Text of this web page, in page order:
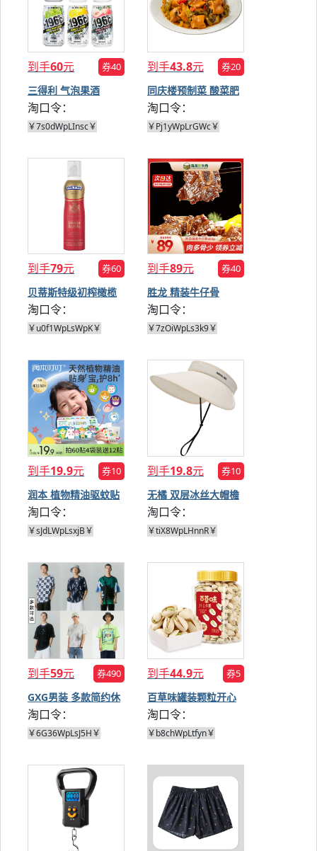
到手60元 券40
三得利 气泡果酒
350ml*6罐
淘口令：
￥7s0dWpLInsc￥
到手43.8元 券20
同庆楼预制菜 酸菜肥
肠 390g*2盒
淘口令：
￥Pj1yWpLrGWc￥
到手79元 券60
贝蒂斯特级初榨橄榄
油喷雾200ml*2
淘口令：
￥u0f1WpLsWpK￥
到手89元 券40
胜龙 精装牛仔骨
600g*2
淘口令：
￥7zOiWpLs3k9￥
到手19.9元 券10
润本 植物精油驱蚊贴
72贴
淘口令：
￥sJdLWpLsxjB￥
到手19.8元 券10
无橘 双层冰丝大帽檐
遮阳帽
淘口令：
￥tiX8WpLHnnR￥
到手59元 券490
GXG男装 多款简约休
闲短袖
淘口令：
￥6G36WpLsJ5H￥
到手44.9元 券5
百草味罐装颗粒开心
果500g
淘口令：
￥b8chWpLtfyn￥